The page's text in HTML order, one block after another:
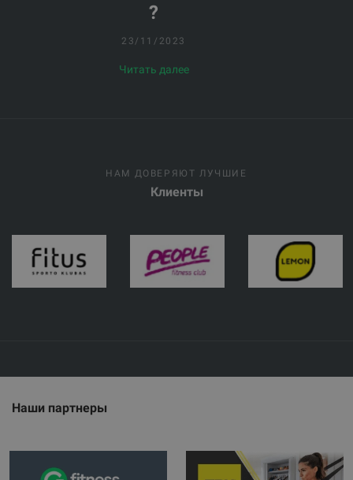
?
23/11/2023
Читать далее
НАМ ДОВЕРЯЮТ ЛУЧШИЕ
Клиенты
Наши партнеры